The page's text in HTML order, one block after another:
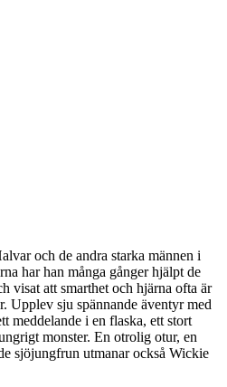
och de andra starka männen i
har han många gånger hjälpt de
visat att smarthet och hjärna ofta är
Upplev sju spännande äventyr med
meddelande i en flaska, ett stort
monster. En otrolig otur, en
sjöjungfrun utmanar också Wickie